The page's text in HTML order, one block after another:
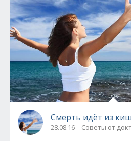
Смерть идёт из
28.08.16 Советы от